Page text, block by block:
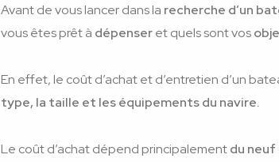
Avant de vous lancer dans la recherche d’un
vous êtes prêt à dépenseret quels sont vos
En effet, le coût d’achat et d’entretien d’un
type, la taille et les équipements du navire.
Le coût d’achat dépend principalementdu neuf